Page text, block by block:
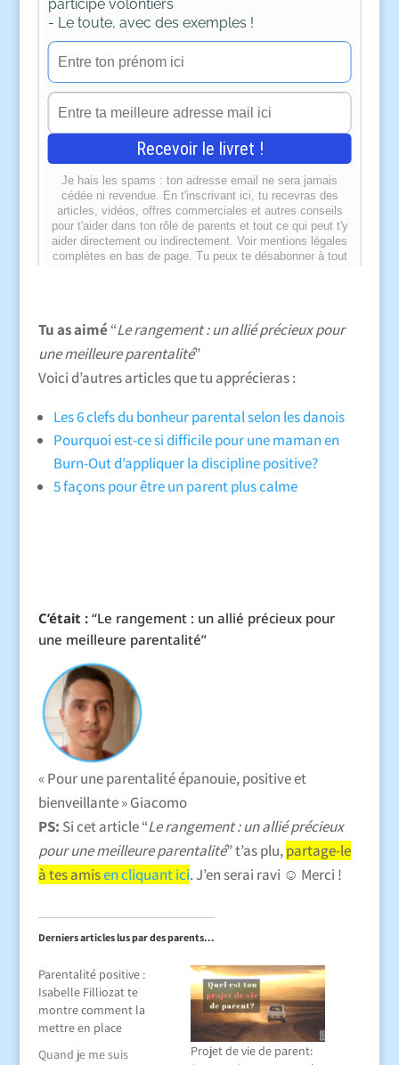
Tu as aimé “Le rangement : un allié précieux pour
une meilleure parentalité”
Voici d’autres articles que tu apprécieras :
Les 6 clefs du bonheur parental selon les danois
Pourquoi est-ce si difficile pour une maman en
Burn-Out d’appliquer la discipline positive?
5 façons pour être un parent plus calme
C’était :“Le rangement : un allié précieux pour
une meilleure parentalité”
« Pour une parentalité épanouie, positive et
bienveillante » Giacomo
PS: Si cet article “Le rangement : un allié précieux
pour une meilleure parentalité” t’as plu,partage-le
à tes amisen cliquant ici. J’en serai ravi ☺️ Merci !
Derniers articles lus par des parents...
Parentalité positive :
Isabelle Filliozat te
montre comment la
mettre en place
Quand je me suis
Projet de vie de parent: